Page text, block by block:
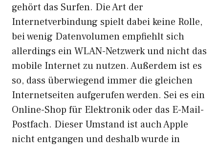
gehört das Surfen. Die Art der
Internetverbindung spielt dabei keine Rolle,
bei wenig Datenvolumen empfiehlt sich
allerdings ein WLAN-Netzwerk und nicht das
mobile Internet zu nutzen. Außerdem ist es
so, dass überwiegend immer die gleichen
Internetseiten aufgerufen werden. Sei es ein
Online-Shop für Elektronik oder das E-Mail-
Postfach. Dieser Umstand ist auch Apple
nicht entgangen und deshalb wurde in